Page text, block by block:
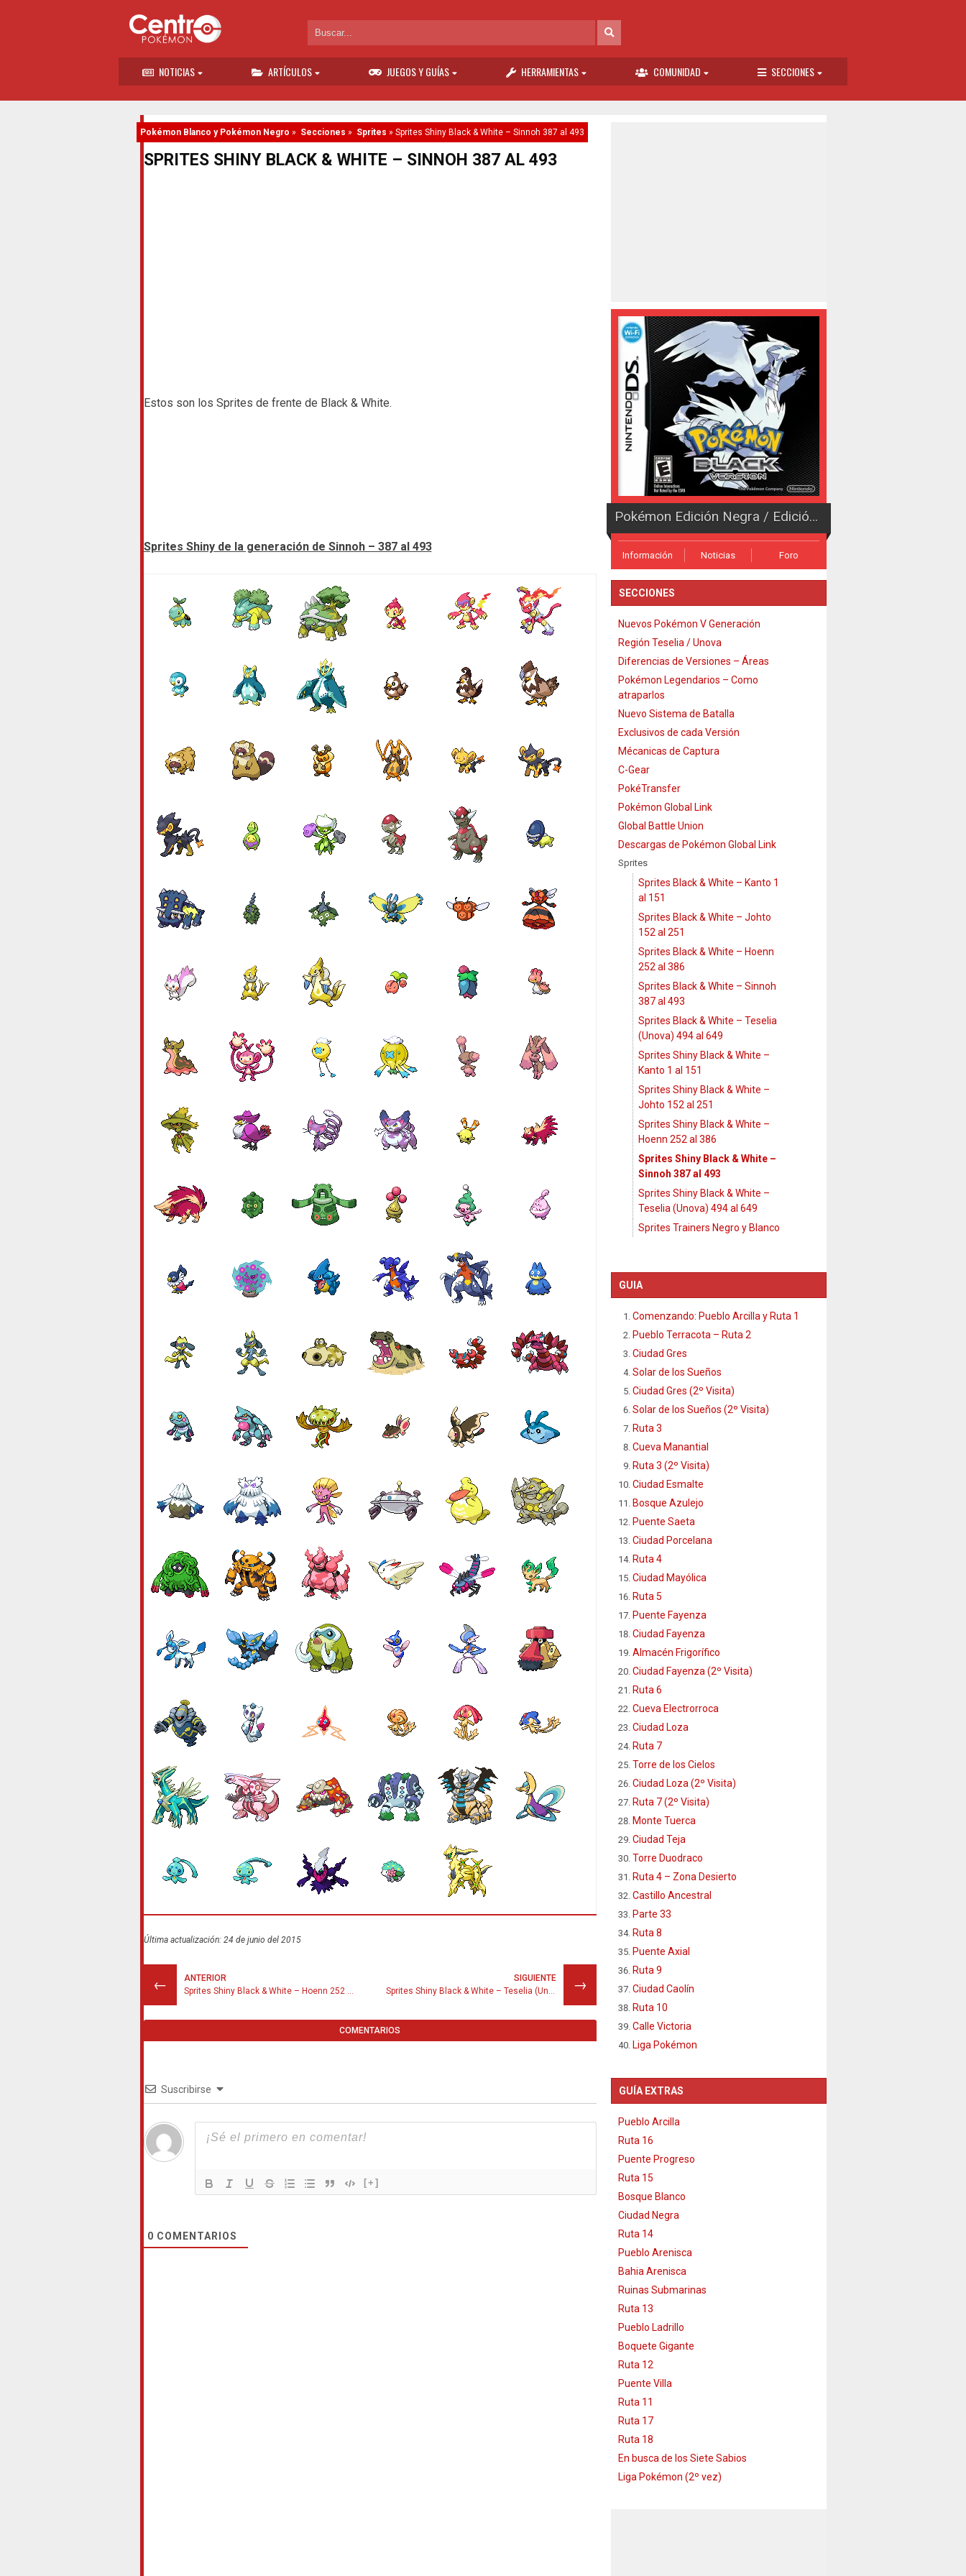
NOTICIAS ARTÍCULOS JUEGOS Y GUÍAS HERRAMIENTAS COMUNIDAD SECCIONES
Pokémon Blanco y Pokémon Negro » Secciones » Sprites » Sprites Shiny Black & White – Sinnoh 387 al 493
SPRITES SHINY BLACK & WHITE – SINNOH 387 AL 493
Estos son los Sprites de frente de Black & White.
Sprites Shiny de la generación de Sinnoh – 387 al 493
Última actualización: 24 de junio del 2015
←
ANTERIOR
Sprites Shiny Black & White – Hoenn 252 al 386
→
SIGUIENTE
Sprites Shiny Black & White – Teselia (Unova) 494 al 649
COMENTARIOS
Suscribirse
[+]
0 COMENTARIOS
Pokémon Edición Negra / Edición Blanca
Información Noticias Foro
SECCIONES
Nuevos Pokémon V Generación
Región Teselia / Unova
Diferencias de Versiones – Áreas
Pokémon Legendarios – Como
atraparlos
Nuevo Sistema de Batalla
Exclusivos de cada Versión
Mécanicas de Captura
C-Gear
PokéTransfer
Pokémon Global Link
Global Battle Union
Descargas de Pokémon Global Link
Sprites
Sprites Black & White – Kanto 1
al 151
Sprites Black & White – Johto
152 al 251
Sprites Black & White – Hoenn
252 al 386
Sprites Black & White – Sinnoh
387 al 493
Sprites Black & White – Teselia
(Unova) 494 al 649
Sprites Shiny Black & White –
Kanto 1 al 151
Sprites Shiny Black & White –
Johto 152 al 251
Sprites Shiny Black & White –
Hoenn 252 al 386
Sprites Shiny Black & White –
Sinnoh 387 al 493
Sprites Shiny Black & White –
Teselia (Unova) 494 al 649
Sprites Trainers Negro y Blanco
GUIA
Comenzando: Pueblo Arcilla y Ruta 1
Pueblo Terracota – Ruta 2
Ciudad Gres
Solar de los Sueños
Ciudad Gres (2º Visita)
Solar de los Sueños (2º Visita)
Ruta 3
Cueva Manantial
Ruta 3 (2º Visita)
Ciudad Esmalte
Bosque Azulejo
Puente Saeta
Ciudad Porcelana
Ruta 4
Ciudad Mayólica
Ruta 5
Puente Fayenza
Ciudad Fayenza
Almacén Frigorífico
Ciudad Fayenza (2º Visita)
Ruta 6
Cueva Electrorroca
Ciudad Loza
Ruta 7
Torre de los Cielos
Ciudad Loza (2º Visita)
Ruta 7 (2º Visita)
Monte Tuerca
Ciudad Teja
Torre Duodraco
Ruta 4 – Zona Desierto
Castillo Ancestral
Parte 33
Ruta 8
Puente Axial
Ruta 9
Ciudad Caolín
Ruta 10
Calle Victoria
Liga Pokémon
GUÍA EXTRAS
Pueblo Arcilla
Ruta 16
Puente Progreso
Ruta 15
Bosque Blanco
Ciudad Negra
Ruta 14
Pueblo Arenisca
Bahia Arenisca
Ruinas Submarinas
Ruta 13
Pueblo Ladrillo
Boquete Gigante
Ruta 12
Puente Villa
Ruta 11
Ruta 17
Ruta 18
En busca de los Siete Sabios
Liga Pokémon (2º vez)